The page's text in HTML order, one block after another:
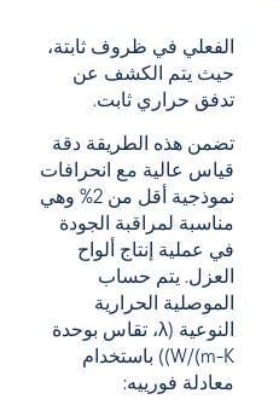
الفعلي في ظروف ثابتة،
حيث يتم الكشف عن
تدفق حراري ثابت.
تضمن هذه الطريقة دقة
قياس عالية مع انحرافات
نموذجية أقل من 2% وهي
مناسبة لمراقبة الجودة
في عملية إنتاج ألواح
العزل. يتم حساب
الموصلية الحرارية
النوعية (λ، تقاس بوحدة
W/(m-K)) باستخدام
معادلة فورييه: